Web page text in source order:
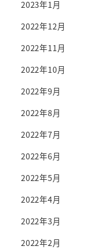
2023年1月
2022年12月
2022年11月
2022年10月
2022年9月
2022年8月
2022年7月
2022年6月
2022年5月
2022年4月
2022年3月
2022年2月